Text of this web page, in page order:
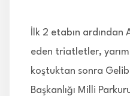
İlk 2 etabın
eden triatletler,
koştuktan sonra
Başkanlığı Milli